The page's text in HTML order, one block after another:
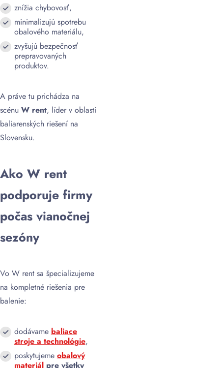
znížia chybovosť,
minimalizujú spotrebu
obalového materiálu,
zvyšujú bezpečnosť
prepravovaných
produktov.
A práve tu prichádza na
scénu W rent, líder v oblasti
baliarenských riešení na
Slovensku.
Ako W rent
podporuje firmy
počas vianočnej
sezóny
Vo W rent sa špecializujeme
na kompletné riešenia pre
balenie:
dodávame baliace
stroje a technológie,
poskytujeme obalový
materiálpre všetky